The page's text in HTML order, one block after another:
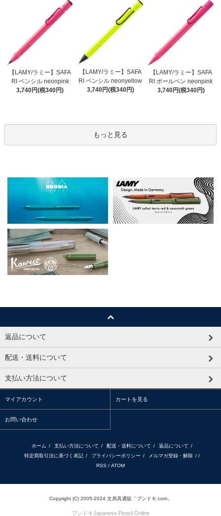
【LAMY/ラミー】SAFA
RI ペンシル neonpink
3,740円(税340円)
【LAMY/ラミー】SAFA
RI ペンシル neonyellow
3,740円(税340円)
【LAMY/ラミー】SAFA
RI ボールペン neonpink
3,740円(税340円)
もっと見る
返品について
配送・送料について
支払い方法について
マイアカウント カートを見る
お問い合わせ
ホーム / 支払い方法について / 配送・送料について / 返品について /
特定商取引法に基づく表記 / プライバシーポリシー / メルマガ登録・解除 / /
RSS / ATOM
Copyright (C) 2005-2024 文房具通販「ブンドキ.com」
ブンドキJapanese Pencil Online